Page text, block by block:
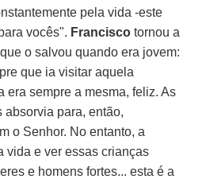
pela vida -este
vocês". Francisco tornou a
o salvou quando era jovem:
que ia visitar aquela
era sempre a mesma, feliz. As
absorvia para, então,
o Senhor. No entanto, a
vida e ver essas crianças
e homens fortes... esta é a